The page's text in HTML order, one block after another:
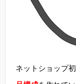
ネットショップ